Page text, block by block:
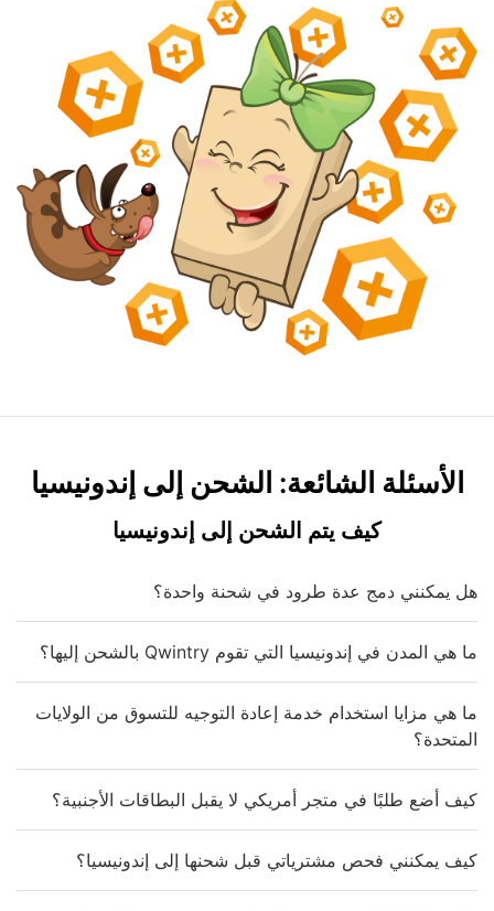
الأسئلة الشائعة: الشحن إلى إندونيسيا
كيف يتم الشحن إلى إندونيسيا
هل يمكنني دمج عدة طرود في شحنة واحدة؟
ما هي المدن في إندونيسيا التي تقوم Qwintry بالشحن إليها؟
ما هي مزايا استخدام خدمة إعادة التوجيه للتسوق من الولايات
المتحدة؟
كيف أضع طلبًا في متجر أمريكي لا يقبل البطاقات الأجنبية؟
كيف يمكنني فحص مشترياتي قبل شحنها إلى إندونيسيا؟